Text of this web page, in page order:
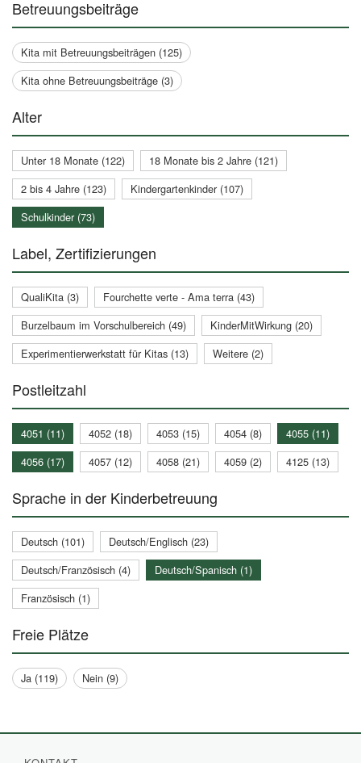
Betreuungsbeiträge
Kita mit Betreuungsbeiträgen (125)
Kita ohne Betreuungsbeiträge (3)
Alter
Unter 18 Monate (122)
18 Monate bis 2 Jahre (121)
2 bis 4 Jahre (123)
Kindergartenkinder (107)
Schulkinder (73)
Label, Zertifizierungen
QualiKita (3)
Fourchette verte - Ama terra (43)
Burzelbaum im Vorschulbereich (49)
KinderMitWirkung (20)
Experimentierwerkstatt für Kitas (13)
Weitere (2)
Postleitzahl
4051 (11) 4052 (18) 4053 (15) 4054 (8)
4055 (11)
4056 (17)
4057 (12) 4058 (21) 4059 (2) 4125 (13)
Sprache in der Kinderbetreuung
Deutsch (101)
Deutsch/Englisch (23)
Deutsch/Französisch (4)
Deutsch/Spanisch (1)
Französisch (1)
Freie Plätze
Ja (119) Nein (9)